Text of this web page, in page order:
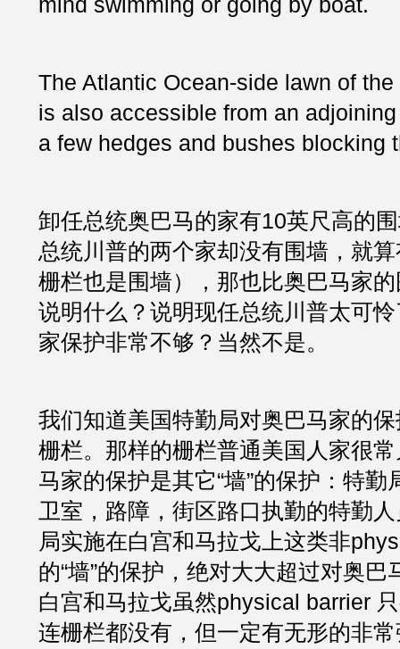
The Atlantic Ocean-side lawn of
is also accessible from an
a few hedges and bushes blocking
卸任总统奥巴马的家有10英尺高的
总统川普的两个家却没有围墙，就
栅栏也是围墙），那也比奥巴马家
说明什么？说明现任总统川普太可
家保护非常不够？当然不是。
我们知道美国特勤局对奥巴马家的
栅栏。那样的栅栏普通美国人家很
马家的保护是其它“墙”的保护：特勤
卫室，路障，街区路口执勤的特勤
局实施在白宫和马拉戈上这类非
的“墙”的保护，绝对大大超过对奥巴
白宫和马拉戈虽然physical barrier
连栅栏都没有，但一定有无形的非